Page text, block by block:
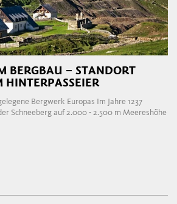
BERGBAU – STANDORT
HINTERPASSEIER
Bergwerk Europas Im Jahre 1237
Schneeberg auf 2.000 - 2.500 m Meereshöhe